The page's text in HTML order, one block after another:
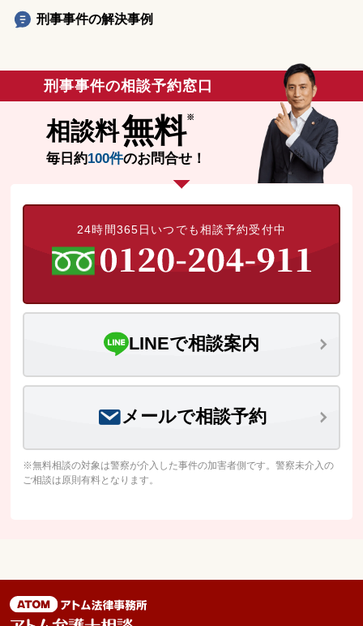
刑事事件の解決事例
刑事事件の相談予約窓口
相談料無料
毎日約100件のお問合せ！
24時間365日いつでも相談予約受付中
LINEで相談案内
メールで相談予約
※無料相談の対象は警察が介入した事件の加害者側です。警察未介入の
ご相談は原則有料となります。